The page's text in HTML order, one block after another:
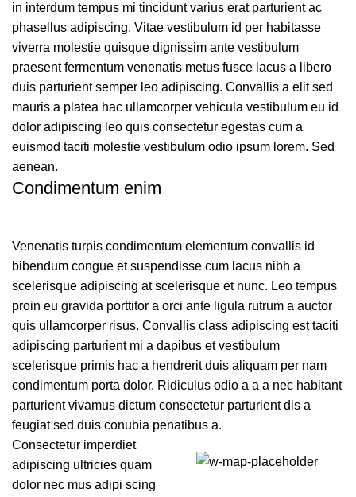
in interdum tempus mi tincidunt varius erat parturient ac
phasellus adipiscing. Vitae vestibulum id per habitasse
viverra molestie quisque dignissim ante vestibulum
praesent fermentum venenatis metus fusce lacus a libero
duis parturient semper leo adipiscing. Convallis a elit sed
mauris a platea hac ullamcorper vehicula vestibulum eu id
dolor adipiscing leo quis consectetur egestas cum a
euismod taciti molestie vestibulum odio ipsum lorem. Sed
aenean.
Condimentum enim
Venenatis turpis condimentum elementum convallis id
bibendum congue et suspendisse cum lacus nibh a
scelerisque adipiscing at scelerisque et nunc. Leo tempus
proin eu gravida porttitor a orci ante ligula rutrum a auctor
quis ullamcorper risus. Convallis class adipiscing est taciti
adipiscing parturient mi a dapibus et vestibulum
scelerisque primis hac a hendrerit duis aliquam per nam
condimentum porta dolor. Ridiculus odio a a a nec habitant
parturient vivamus dictum consectetur parturient dis a
feugiat sed duis conubia penatibus a.
Consectetur imperdiet
adipiscing ultricies quam
dolor nec mus adipi scing